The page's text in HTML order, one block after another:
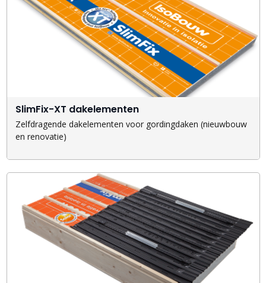
SlimFix-XT dakelementen
Zelfdragende dakelementen voor gordingdaken (nieuwbouw
en renovatie)